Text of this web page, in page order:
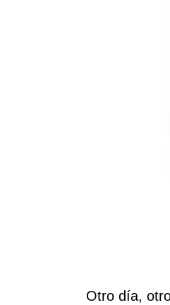
Otro día,